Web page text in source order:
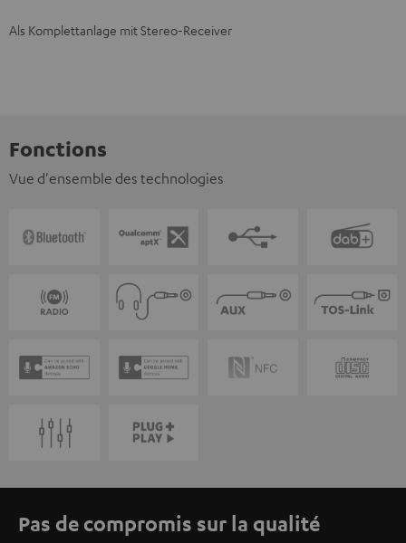
Als Komplettanlage mit Stereo-Receiver
Fonctions
Vue d'ensemble des technologies
Pas de compromis sur la qualité